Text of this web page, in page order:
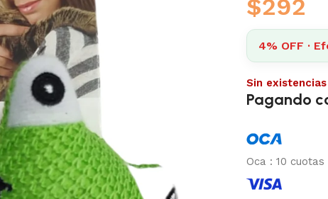
$292
4% OFF ·
Sin existencias
Pagando
Oca : 10